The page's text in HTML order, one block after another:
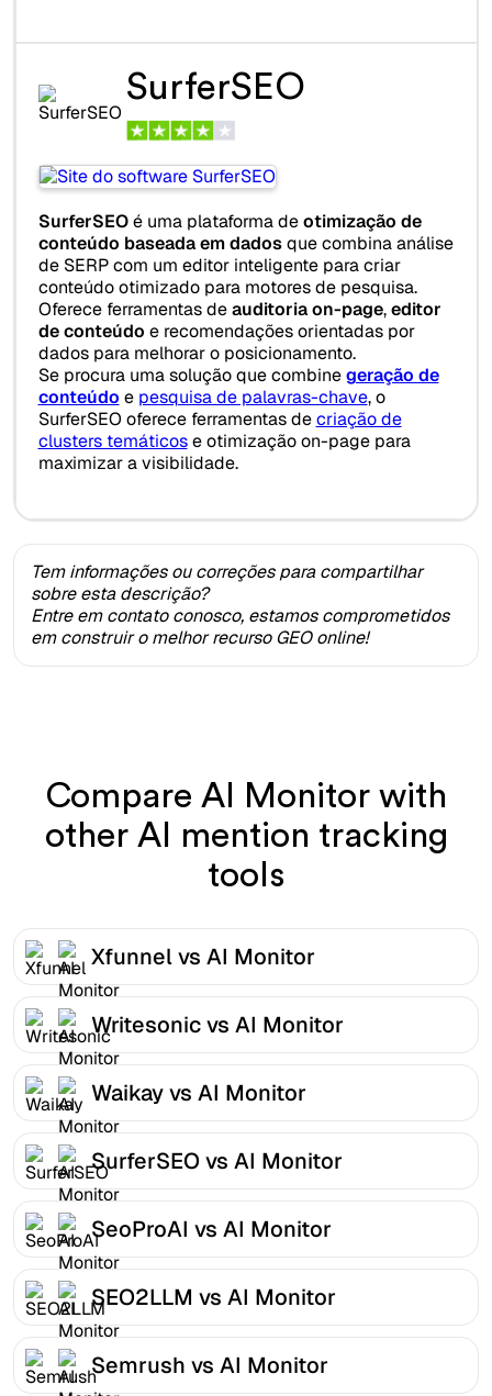
SurferSEO
SurferSEOé uma plataforma deotimização de
conteúdo baseada em dadosque combina análise
de SERP com um editor inteligente para criar
conteúdo otimizado para motores de pesquisa.
Oferece ferramentas deauditoria on-page,editor
de conteúdo e recomendações orientadas por
dados para melhorar o posicionamento.
Se procura uma solução que combinegeração de
conteúdo e pesquisa de palavras-chave, o
SurferSEO oferece ferramentas decriação de
clusters temáticose otimização on-page para
maximizar a visibilidade.
Tem informações ou correções para compartilhar
sobre esta descrição?
Entre em contato conosco, estamos comprometidos
em construir o melhor recurso GEO online!
Compare AI Monitor with
other AI mention tracking
tools
Xfunnel vs AI Monitor
Writesonic vs AI Monitor
Waikay vs AI Monitor
SurferSEO vs AI Monitor
SeoProAI vs AI Monitor
SEO2LLM vs AI Monitor
Semrush vs AI Monitor